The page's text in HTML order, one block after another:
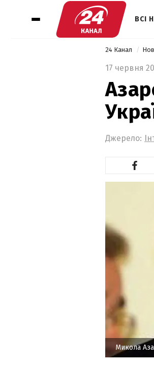
ВСІ
24 Канал
17 червня
Джерело:
Микола